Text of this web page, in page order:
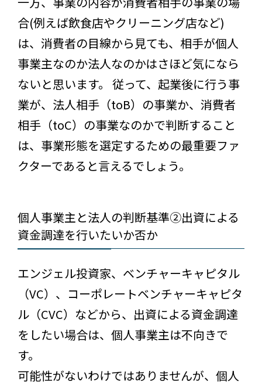
合(例えば飲食店やクリーニング店など)
は、消費者の目線から見ても、相手が個人
事業主なのか法人なのかはさほど気になら
ないと思います。 従って、起業後に行う事
業が、法人相手（toB）の事業か、消費者
相手（toC）の事業なのかで判断すること
は、事業形態を選定するための最重要ファ
クターであると言えるでしょう。
個人事業主と法人の判断基準②出資による
資金調達を行いたいか否か
エンジェル投資家、ベンチャーキャピタル
（VC）、コーポレートベンチャーキャピタ
ル（CVC）などから、出資による資金調達
をしたい場合は、個人事業主は不向きで
す。
可能性がないわけではありませんが、個人